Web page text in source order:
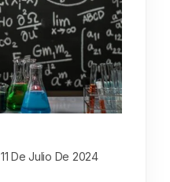
11 De Julio De 2024